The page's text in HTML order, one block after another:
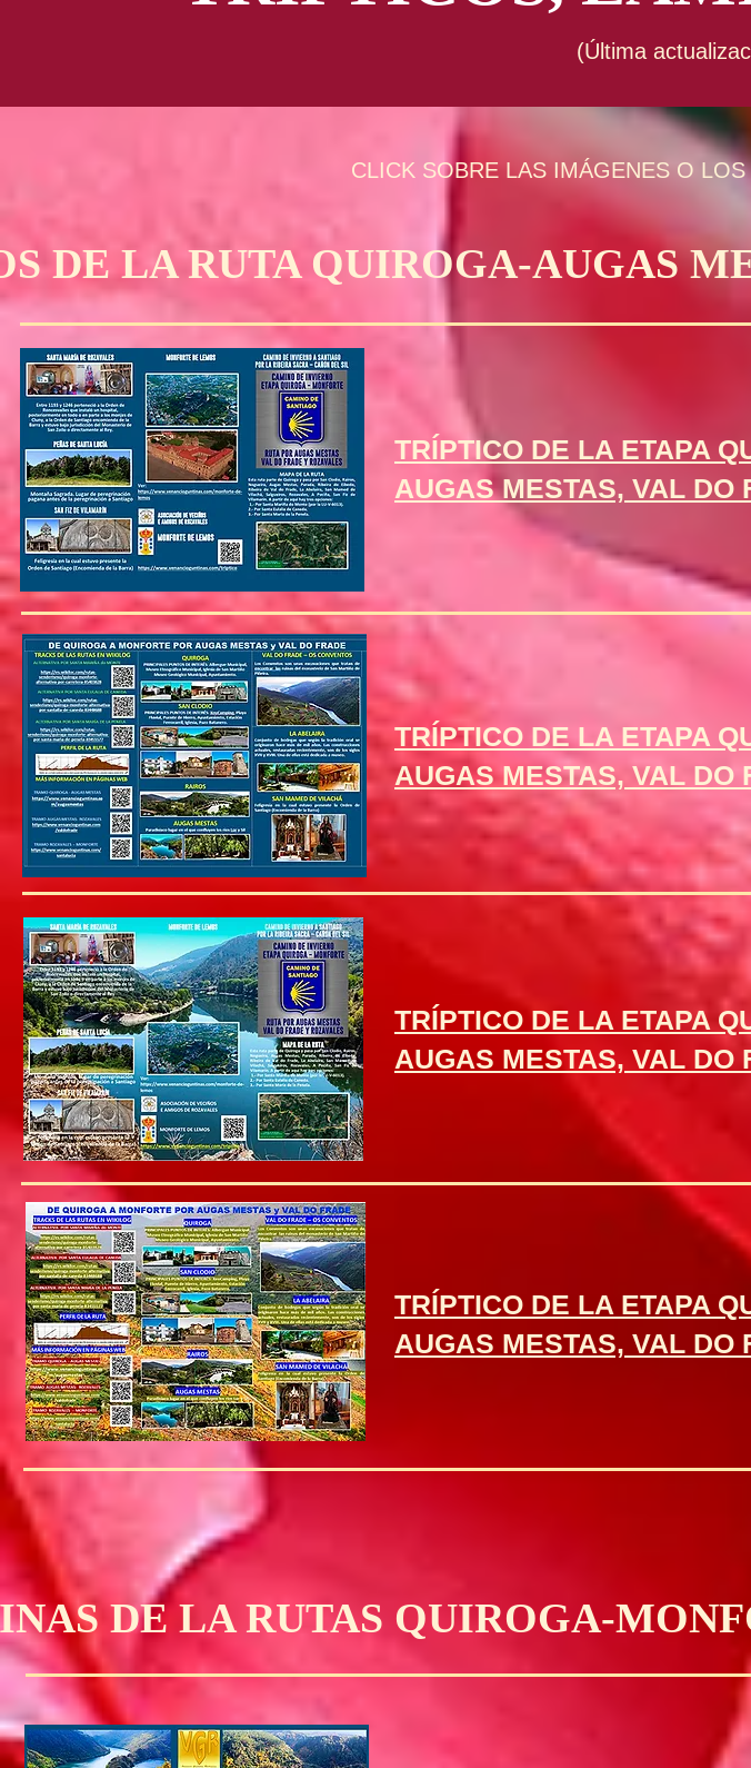
(Última
CLICK SOBRE LAS IMÁGENES O
DE LA RUTA QUIROGA-AUGAS
TRÍPTICO DE LA ETAPA
AUGAS MESTAS, VAL DO
TRÍPTICO DE LA ETAPA
AUGAS MESTAS, VAL DO
TRÍPTICO DE LA ETAPA
AUGAS MESTAS, VAL DO
TRÍPTICO DE LA ETAPA
AUGAS MESTAS, VAL DO
DE LA RUTAS QUIROGA-